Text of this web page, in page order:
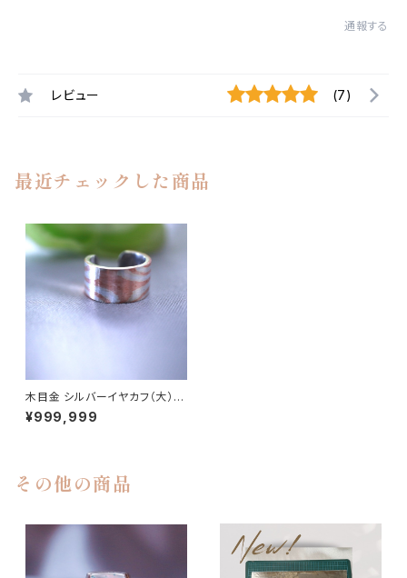
通報する
レビュー (7)
最近チェックした商品
木目金 シルバーイヤカフ（大） |
石彩-木目金・高級シルバーリン
グ
¥999,999
その他の商品